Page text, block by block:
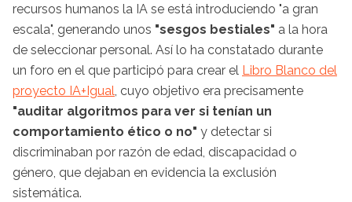
recursos humanos la IA se está introduciendo "a gran
escala", generando unos "sesgos bestiales" a la hora
de seleccionar personal. Así lo ha constatado durante
un foro en el que participó para crear el Libro Blanco del
proyecto IA+Igual , cuyo objetivo era precisamente
"auditar algoritmos para ver si tenían un
comportamiento ético o no" y detectar si
discriminaban por razón de edad, discapacidad o
género, que dejaban en evidencia la exclusión
sistemática.